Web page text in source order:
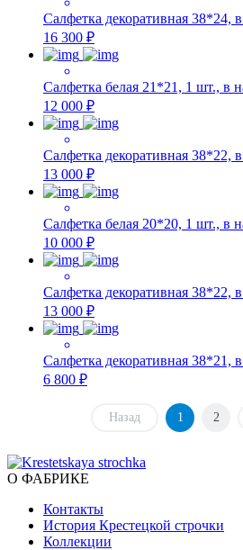
Салфетка декоративная 38*24,
16 300 ₽
Салфетка белая 21*21, 1 шт., в
12 000 ₽
Салфетка декоративная 38*22,
13 000 ₽
Салфетка белая 20*20, 1 шт., в
10 000 ₽
Салфетка декоративная 38*22,
13 000 ₽
Салфетка декоративная 38*21,
6 800 ₽
Назад 1 2
О ФАБРИКЕ
Контакты
История Крестецкой строчки
Коллекции